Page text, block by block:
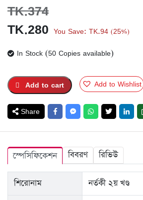
TK.374
Original
price
TK.374.
TK.280 Current
price
TK.280.
You Save: TK.94 (25%)
In Stock (50 Copies available)
Add to cart Add to Wishlist
Share
স্পেসিফিকেশন বিবরণ রিভিউ
শিরোনাম নর্তকী ২য় খণ্ড